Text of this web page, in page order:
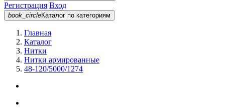
Регистрация Вход
book_circleКаталог по категориям
Главная
Каталог
Нитки
Нитки армированные
48-120/5000/1274